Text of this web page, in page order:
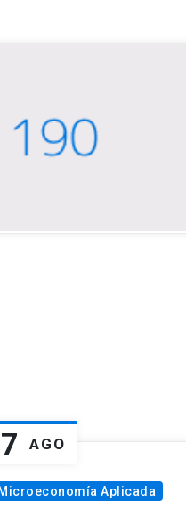
7 AGO
Microeconomía Aplicada